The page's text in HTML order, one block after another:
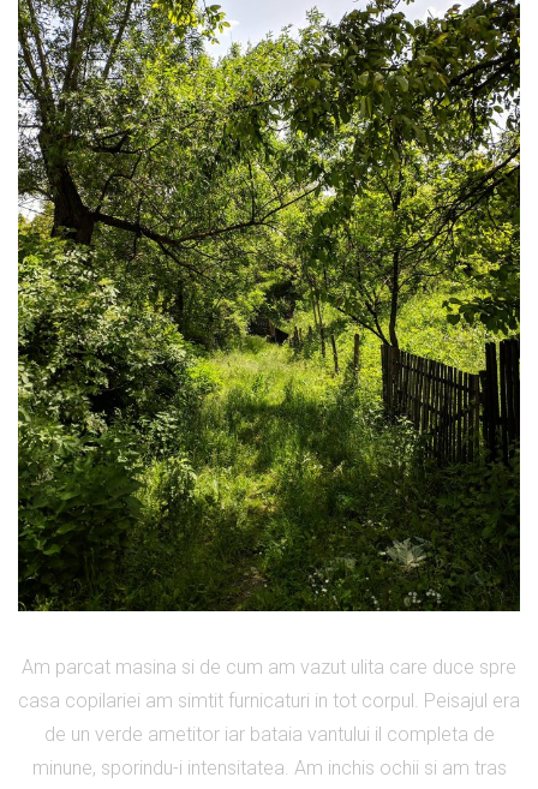
Am parcat masina si de cum am vazut ulita care duce spre
casa copilariei am simtit furnicaturi in tot corpul. Peisajul era
de un verde ametitor iar bataia vantului il completa de
minune, sporindu-i intensitatea. Am inchis ochii si am tras